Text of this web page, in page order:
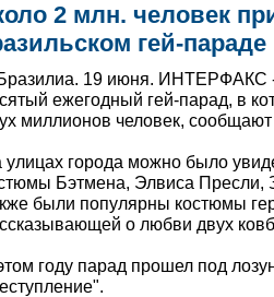
2 млн. человек
гей-параде
19 июня. ИНТЕРФАКС
ежегодный гей-парад, в
миллионов человек,
улицах города можно было
Бэтмена, Элвиса Пресли,
были популярны костюмы
о любви двух
году парад прошел под